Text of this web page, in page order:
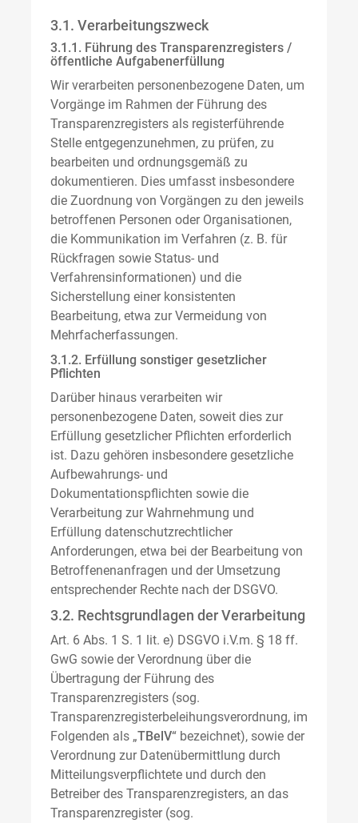
3.1. Verarbeitungszweck
3.1.1. Führung des Transparenzregisters /
öffentliche Aufgabenerfüllung
Wir verarbeiten personenbezogene Daten, um
Vorgänge im Rahmen der Führung des
Transparenzregisters als registerführende
Stelle entgegenzunehmen, zu prüfen, zu
bearbeiten und ordnungsgemäß zu
dokumentieren. Dies umfasst insbesondere
die Zuordnung von Vorgängen zu den jeweils
betroffenen Personen oder Organisationen,
die Kommunikation im Verfahren (z. B. für
Rückfragen sowie Status- und
Verfahrensinformationen) und die
Sicherstellung einer konsistenten
Bearbeitung, etwa zur Vermeidung von
Mehrfacherfassungen.
3.1.2. Erfüllung sonstiger gesetzlicher
Pflichten
Darüber hinaus verarbeiten wir
personenbezogene Daten, soweit dies zur
Erfüllung gesetzlicher Pflichten erforderlich
ist. Dazu gehören insbesondere gesetzliche
Aufbewahrungs- und
Dokumentationspflichten sowie die
Verarbeitung zur Wahrnehmung und
Erfüllung datenschutzrechtlicher
Anforderungen, etwa bei der Bearbeitung von
Betroffenenanfragen und der Umsetzung
entsprechender Rechte nach der DSGVO.
3.2. Rechtsgrundlagen der Verarbeitung
Art. 6 Abs. 1 S. 1 lit. e) DSGVO i.V.m. § 18 ff.
GwG sowie der Verordnung über die
Übertragung der Führung des
Transparenzregisters (sog.
Transparenzregisterbeleihungsverordnung, im
Folgenden als „TBelV“ bezeichnet), sowie der
Verordnung zur Datenübermittlung durch
Mitteilungsverpflichtete und durch den
Betreiber des Transparenzregisters, an das
Transparenzregister (sog.